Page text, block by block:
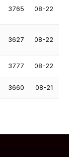
3765 08-22
3627 08-22
3777 08-22
3660 08-21